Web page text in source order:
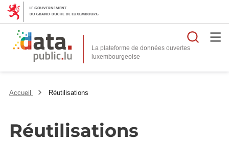
La plateforme de données ouvertes
Accueil Réutilisations
Réutilisations